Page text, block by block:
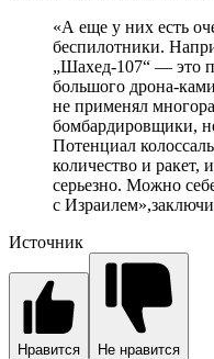
«А еще у них есть
беспилотники.
„Шахед-107“ — это
большого дрона-
не применял
бомбардировщики,
Потенциал
количество и
серьезно. Можно
с
Источник
Нравится Не нравится